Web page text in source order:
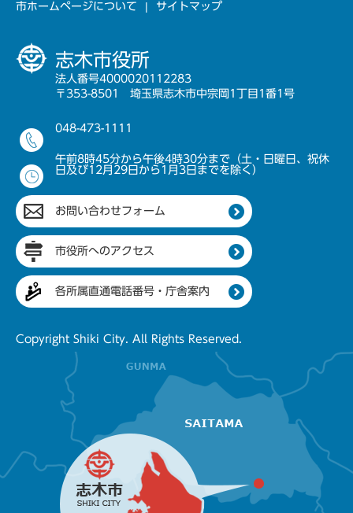
市ホームページについて サイトマップ
志木市役所
法人番号4000020112283
〒353-8501 埼玉県志木市中宗岡1丁目1番1号
048-473-1111
午前8時45分から午後4時30分まで（土・日曜日、祝休
日及び12月29日から1月3日までを除く）
お問い合わせフォーム
市役所へのアクセス
各所属直通電話番号・庁舎案内
Copyright Shiki City. All Rights Reserved.